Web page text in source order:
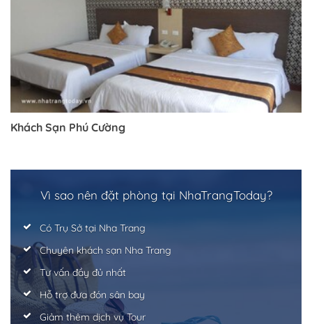
Trở về trang trước đó
Khách Sạn Phú Cường
Vì sao nên đặt phòng tại NhaTrangToday?
Có Trụ Sở tại Nha Trang
Chuyên khách sạn Nha Trang
Tư vấn đầy đủ nhất
Hỗ trợ đưa đón sân bay
Giảm thêm dịch vụ Tour